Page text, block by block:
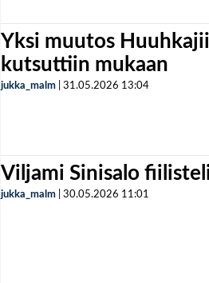
Yksi muutos
kutsuttiin mukaan
jukka_malm 31.05.2026 13:04
Viljami Sinisalo
jukka_malm 30.05.2026 11:01